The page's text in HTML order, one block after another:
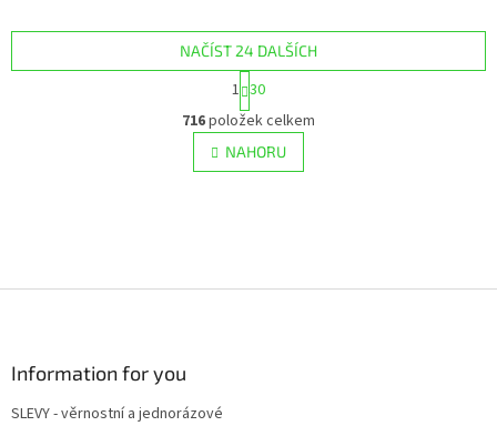
O
v
l
á
NAČÍST 24 DALŠÍCH
S
t
r
á
n
k
1 30
716položek celkem
NAHORU
Information for you
SLEVY - věrnostní a jednorázové